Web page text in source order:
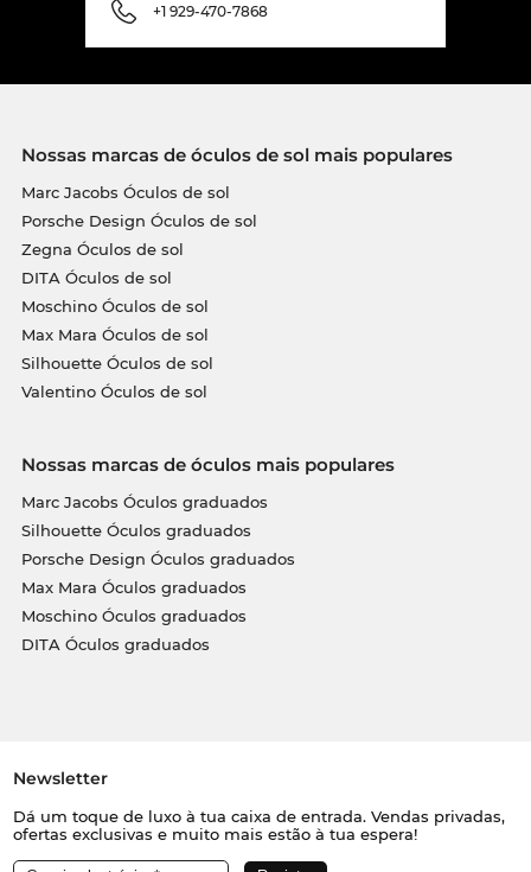
+1 929-470-7868
Nossas marcas de óculos de sol mais populares
Marc Jacobs Óculos de sol
Porsche Design Óculos de sol
Zegna Óculos de sol
DITA Óculos de sol
Moschino Óculos de sol
Max Mara Óculos de sol
Silhouette Óculos de sol
Valentino Óculos de sol
Nossas marcas de óculos mais populares
Marc Jacobs Óculos graduados
Silhouette Óculos graduados
Porsche Design Óculos graduados
Max Mara Óculos graduados
Moschino Óculos graduados
DITA Óculos graduados
Newsletter
Dá um toque de luxo à tua caixa de entrada. Vendas privadas,
ofertas exclusivas e muito mais estão à tua espera!